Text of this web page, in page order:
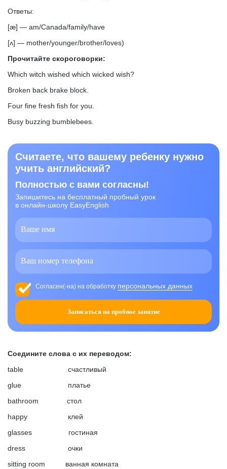
Ответы:
[æ] — am/Canada/family/have
[ʌ] — mother/younger/brother/loves)
Прочитайте скороговорки:
Which witch wished which wicked wish?
Broken back brake block.
Four fine fresh fish for you.
Busy buzzing bumblebees.
Считаете, что вашему ребенку нужно
учить английский?
Полностью с вами согласны!
Запишитесь на бесплатный пробный урок
в онлайн-школу EasyEnglish
Согласен(-на) на обработку персональных данных
Записаться на пробное занятие
Соедините слова с их переводом:
table счастливый
glue платье
bathroom стол
happy клей
glasses гостиная
dress очки
sitting room ванная комната